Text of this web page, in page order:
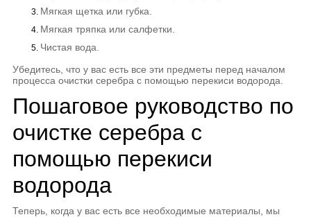
Мягкая щетка или губка.
Мягкая тряпка или салфетки.
Чистая вода.
Убедитесь, что у вас есть все эти предметы перед началом
процесса очистки серебра с помощью перекиси водорода.
Пошаговое руководство по
очистке серебра с
помощью перекиси
водорода
Теперь, когда у вас есть все необходимые материалы, мы